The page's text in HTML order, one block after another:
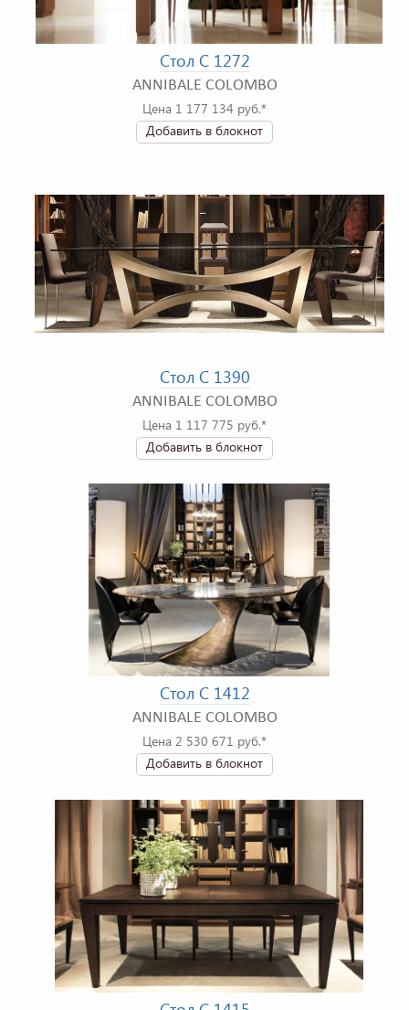
Стол C 1272
ANNIBALE COLOMBO
Цена 1 177 134 руб.*
Добавить в блокнот
Стол C 1390
ANNIBALE COLOMBO
Цена 1 117 775 руб.*
Добавить в блокнот
Стол C 1412
ANNIBALE COLOMBO
Цена 2 530 671 руб.*
Добавить в блокнот